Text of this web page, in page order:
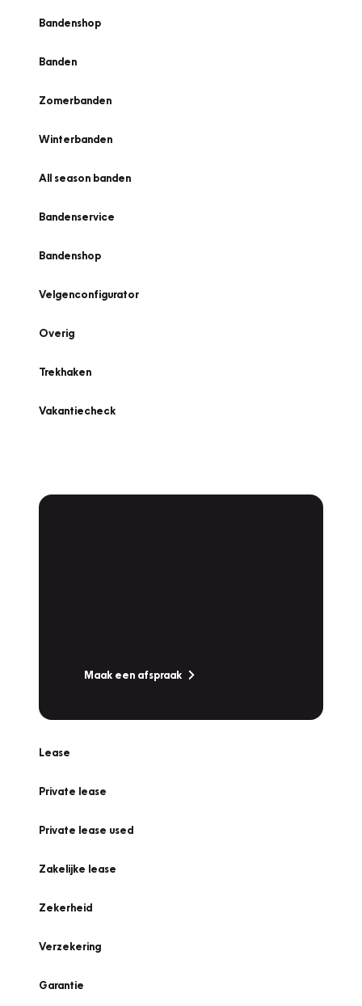
Bandenshop
Banden
Zomerbanden
Winterbanden
All season banden
Bandenservice
Bandenshop
Velgenconfigurator
Overig
Trekhaken
Vakantiecheck
Maak een afspraak
Lease
Private lease
Private lease used
Zakelijke lease
Zekerheid
Verzekering
Garantie